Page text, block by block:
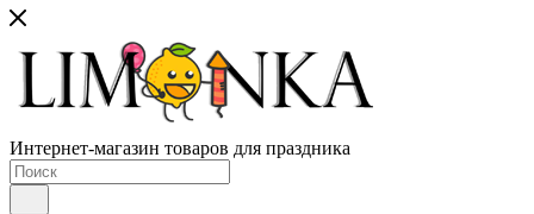
Интернет-магазин товаров для праздника